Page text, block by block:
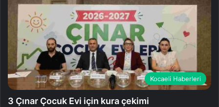
Kocaeli Haberleri
3 Çınar Çocuk Evi için kura çekimi